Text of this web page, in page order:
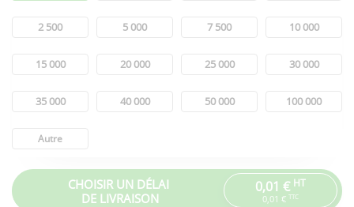
0,01 € HT
0,01 € TTC
2 500 5 000 7 500 10 000
15 000 20 000 25 000 30 000
35 000 40 000 50 000 100 000
Autre
CHOISIR UN DÉLAI
DE LIVRAISON